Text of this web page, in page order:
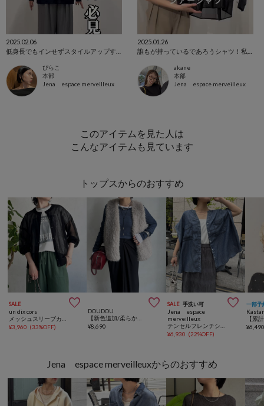
2025.02.06
ぴらこ
本部
Jena espace merveilleux
2025.01.26
akane
本部
Jena espace merveilleux
このアイテムを見た人は
こんなアイテムも見ています
トップスからのおすすめ
SALE 
un dix cors
¥3,960 (33%OFF)

DOUDOU
¥8,690
SALE 手洗い可 
Jena espace
merveilleux
¥6,930 (22%OFF)
一部予
¥
Jena espace merveilleuxからのおすすめ